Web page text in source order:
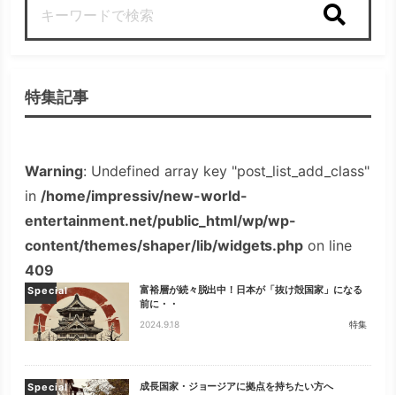
特集記事
Warning: Undefined array key "post_list_add_class"
in /home/impressiv/new-world-
entertainment.net/public_html/wp/wp-
content/themes/shaper/lib/widgets.php on line
409
Special
富裕層が続々脱出中！日本が「抜け殻国家」になる
前に・・
2024.9.18 特集
Special 成長国家・ジョージアに拠点を持ちたい方へ